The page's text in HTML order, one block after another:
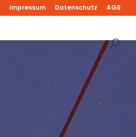
Impressum Datenschutz AGB